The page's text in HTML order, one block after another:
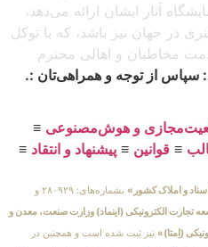
آثار ایشان ارائه می‌دهد،
در جهان نیز باشد، که با توکل
مخاطبان و اهالی محترم
سپاس از توجه و همراهی‌تان :.
و هوش‌مصنوعی ≡
≡ قوانین ≡ پیشنهاد و انتقاد ≡
و املاک کشور»
بشماره‌های: ۲۸۰۹۲۹ و
تجارت الکترونیکی (اینماد) وزارت صنعت، معدن و
(اِمتا)» نیز ثبت شده است و همچنین در